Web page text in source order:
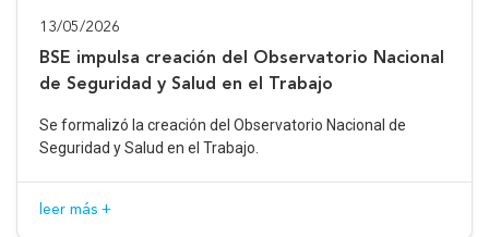
13/05/2026
BSE impulsa creación del Observatorio Nacional
de Seguridad y Salud en el Trabajo
Se formalizó la creación del Observatorio Nacional de
Seguridad y Salud en el Trabajo.
leer más +